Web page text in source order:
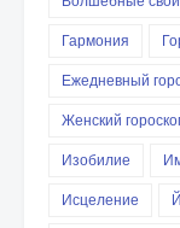
Гармония
Ежедневный
Женский
Изобилие
Исцеление